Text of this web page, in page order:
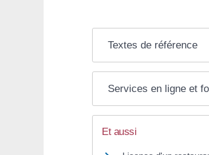
Textes de référence
Services en ligne et
Et aussi